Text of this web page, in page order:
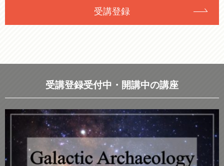
受講登録
受講登録受付中・開講中の講座